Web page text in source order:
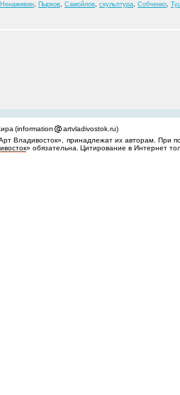
Ненаживин, Пырков, Самойлов, скульптура, Собченко,
(information
artvladivostok.ru)
Владивосток», принадлежат их авторам. При
» обязательна. Цитирование в Интернет